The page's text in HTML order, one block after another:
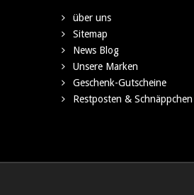
über uns
Sitemap
News Blog
Unsere Marken
Geschenk-Gutscheine
Restposten & Schnäppchen